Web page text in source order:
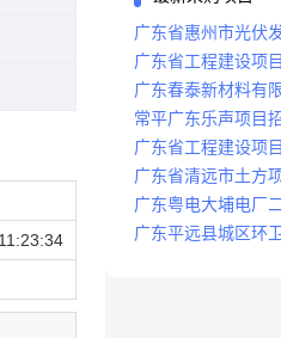
广东省惠州市光伏
广东省工程建设项
录
广东春泰新材料有
标
常平广东乐声项目
广东省工程建设项
广东省清远市土方
广东粤电大埔电厂
安保服务项目招标
广东平远县城区环